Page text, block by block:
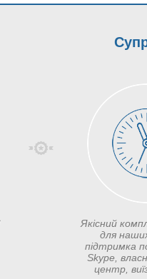
Якісний
для
підтримка
Skype,
центр,